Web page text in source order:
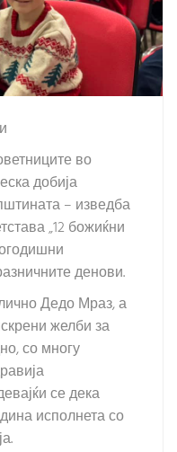
во
добија
– изведба
„12 божиќни
денови.
Дедо Мраз, а
желби за
со многу
се дека
исполнета со